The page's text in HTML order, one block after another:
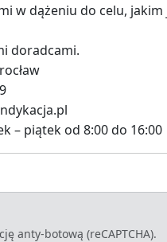
w dążeniu do celu,
doradcami.
– piątek od 8:00 do 16:00
anty-botową (reCAPTCHA).